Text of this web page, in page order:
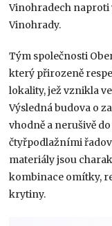
Vinohradech naproti
Vinohrady.
Tým společnosti
který přirozeně
lokality, jež vznikla
Výsledná budova o
vhodně a nerušivě
čtyřpodlažními
materiály jsou
kombinace omítky,
krytiny.